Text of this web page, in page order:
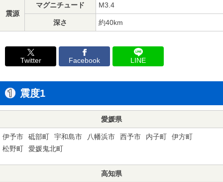
震源
マグニチュード M3.4
深さ 約40km
Twitter Facebook LINE
震度1
愛媛県
伊予市 砥部町 宇和島市 八幡浜市 西予市 内子町
伊方町
松野町
愛媛鬼北町
高知県